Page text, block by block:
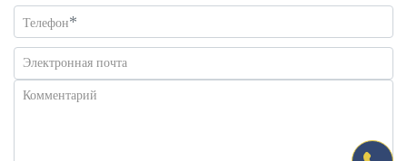
Телефон*
Электронная почта
Комментарий